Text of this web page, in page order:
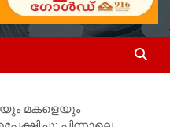
മകളെയും